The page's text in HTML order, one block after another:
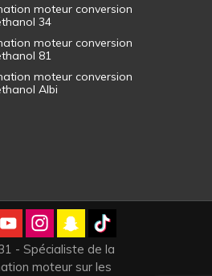
moteur conversion
34
moteur conversion
81
moteur conversion
Albi
- Spécialiste de la
moteur sur les